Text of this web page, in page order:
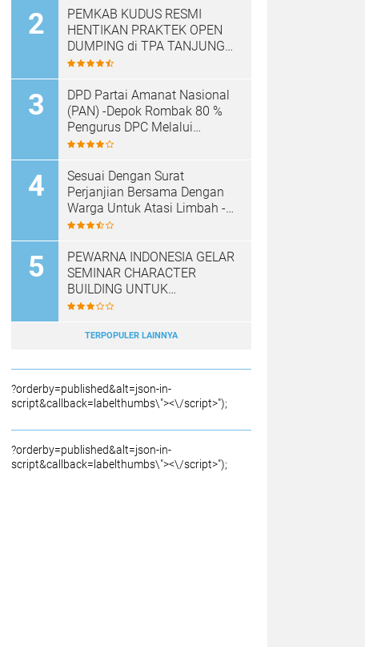
Sementara
PEMKAB KUDUS RESMI
HENTIKAN PRAKTEK OPEN
DUMPING di TPA TANJUNG
REJO, KEC.JEKULO
SISTEM PENGELOLAAN
SAMPAH BARU
DPD Partai Amanat Nasional
(PAN) -Depok Rombak 80 %
Pengurus DPC Melalui
Muscab "
Sesuai Dengan Surat
Perjanjian Bersama Dengan
Warga Untuk Atasi Limbah -
Pabrik Aci Giat Perbaiki Kobak
PEWARNA INDONESIA GELAR
SEMINAR CHARACTER
BUILDING UNTUK
MEMBANGUN JURNALIS
DAN BERDAMPAK*
TERPOPULER LAINNYA
?orderby=published&alt=json-in-
script&callback=labelthumbs\"><\/script>");
?orderby=published&alt=json-in-
script&callback=labelthumbs\"><\/script>");